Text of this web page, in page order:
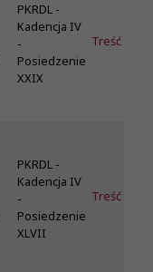
PKRDL -
Kadencja IV
-
Posiedzenie
XXIX
Treść
PKRDL -
Kadencja IV
-
Posiedzenie
XLVII
Treść